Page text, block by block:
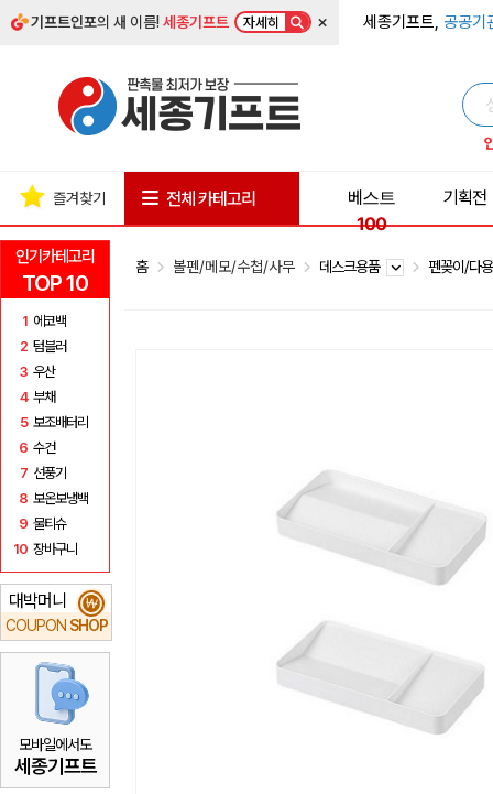
기프트인포의 새 이름!세종기프트 자세히 × 세종기프트, 공공기
인기카테고리
TOP 10
1 에코백
2 텀블러
3 우산
4 부채
5 보조배터리
6 수건
7 선풍기
8 보온보냉백
9 물티슈
10 장바구니
대박머니
COUPON SHOP
₩
모바일에서도
세종기프트
즐겨찾기 전체 카테고리
베스트
100
기획전
홈 볼펜/메모/수첩/사무 데스크용품 펜꽂이/다